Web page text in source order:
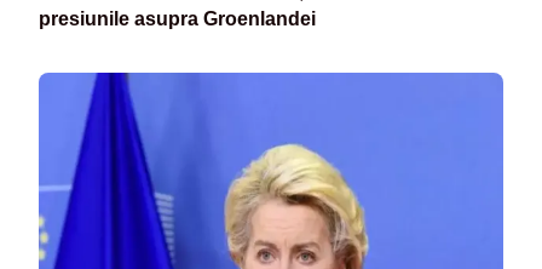
presiunile asupra Groenlandei